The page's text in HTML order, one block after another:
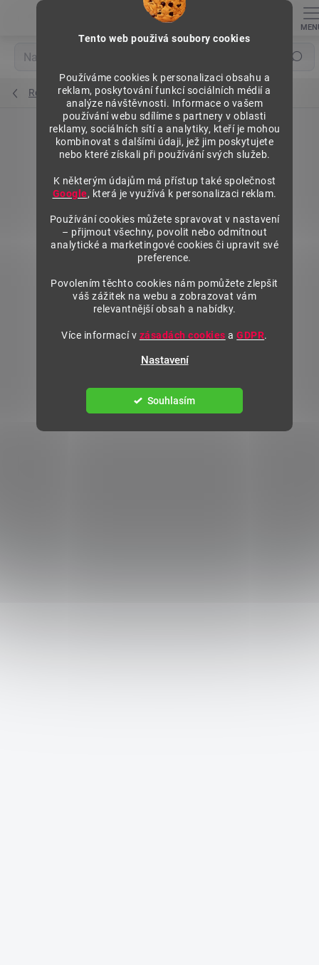
Tento web použivá soubory cookies
Používáme cookies k personalizaci obsahu a
reklam, poskytování funkcí sociálních médií a
analýze návštěvnosti. Informace o vašem
používání webu sdílíme s partnery v oblasti
reklamy, sociálních sítí a analytiky, kteří je mohou
kombinovat s dalšími údaji, jež jim poskytujete
nebo které získali při používání svých služeb.
K některým údajům má přístup také společnost
Google, která je využívá k personalizaci reklam.
Používání cookies můžete spravovat v nastavení
– přijmout všechny, povolit nebo odmítnout
analytické a marketingové cookies či upravit své
preference.
Povolením těchto cookies nám pomůžete zlepšit
váš zážitek na webu a zobrazovat vám
relevantnější obsah a nabídky.
Více informací v zásadách cookies aGDPR.
Nastavení
Souhlasím
Hledat
Regály výška 1840 mm, základní moduly